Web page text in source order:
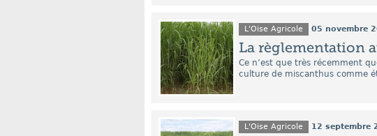
L'Oise Agricole 05 novembre
La règlementation
Ce n’est que très récemment
culture de miscanthus comme
L'Oise Agricole 12 septembre